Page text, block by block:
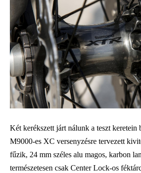
Két kerékszett járt nálunk a teszt
M9000-es XC versenyzésre tervezett
fűzik, 24 mm széles alu magos, karbon
természetesen csak Center Lock-os